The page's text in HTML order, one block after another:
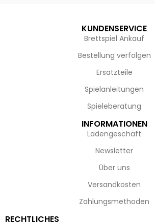
KUNDENSERVICE
Brettspiel Ankauf
Bestellung verfolgen
Ersatzteile
Spielanleitungen
Spieleberatung
INFORMATIONEN
Ladengeschäft
Newsletter
Über uns
Versandkosten
Zahlungsmethoden
RECHTLICHES